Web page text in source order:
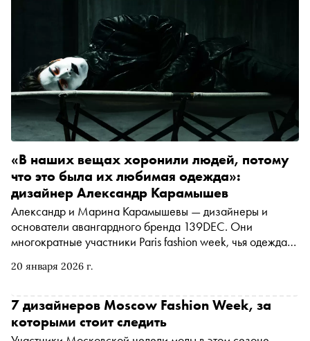
20 января 2026 г.
«В наших вещах хоронили людей, потому
что это была их любимая одежда»:
дизайнер Александр Карамышев
Александр и Марина Карамышевы — дизайнеры и
основатели авангардного бренда 139DEC. Они
многократные участники Paris fashion week, чья одежда
автору «Сноба» Денису Бондареву Александр
моды, закольцованности истории и любви к Санкт-
Петербургу
7 дизайнеров Moscow Fashion Week, за
которыми стоит следить